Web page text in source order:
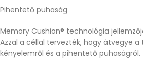
Pihentető puhaság
Memory Cushion® technológia
Azzal a céllal tervezték, hogy átvegye
kényelemről és a pihentető puhaságról.